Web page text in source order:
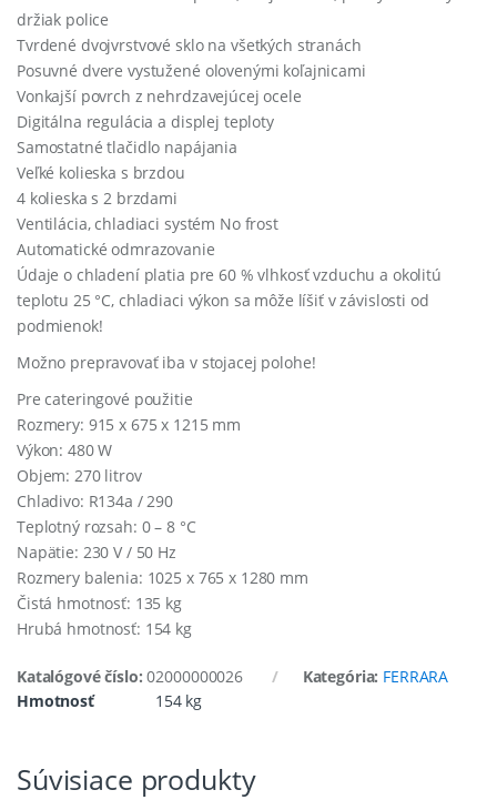
držiak police
Tvrdené dvojvrstvové sklo na všetkých stranách
Posuvné dvere vystužené olovenými koľajnicami
Vonkajší povrch z nehrdzavejúcej ocele
Digitálna regulácia a displej teploty
Samostatné tlačidlo napájania
Veľké kolieska s brzdou
4 kolieska s 2 brzdami
Ventilácia, chladiaci systém No frost
Automatické odmrazovanie
Údaje o chladení platia pre 60 % vlhkosť vzduchu a okolitú
teplotu 25 °C, chladiaci výkon sa môže líšiť v závislosti od
podmienok!
Možno prepravovať iba v stojacej polohe!
Pre cateringové použitie
Rozmery: 915 x 675 x 1215 mm
Výkon: 480 W
Objem: 270 litrov
Chladivo: R134a / 290
Teplotný rozsah: 0 – 8 °C
Napätie: 230 V / 50 Hz
Rozmery balenia: 1025 x 765 x 1280 mm
Čistá hmotnosť: 135 kg
Hrubá hmotnosť: 154 kg
Katalógové číslo:02000000026 Kategória: FERRARA
Hmotnosť
154 kg
Súvisiace produkty